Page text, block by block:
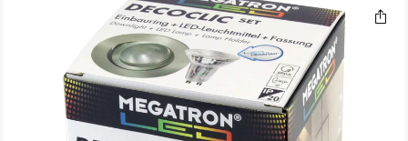
billedgalleriet